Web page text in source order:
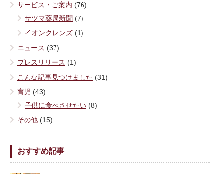
サービス・ご案内 (76)
サツマ薬局新聞 (7)
イオンクレンズ (1)
ニュース (37)
プレスリリース (1)
こんな記事見つけました (31)
育児 (43)
子供に食べさせたい (8)
その他 (15)
おすすめ記事